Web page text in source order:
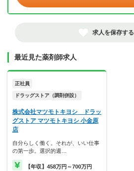
求人を保存する
最近見た薬剤師求人
正社員
ドラッグストア（調剤併設）
株式会社マツモトキヨシ ドラッ
グストア マツモトキヨシ 小金原
店
自分らしく働く。それが、いい仕事
の第一歩。選択的週…
【年収】458万円～700万円